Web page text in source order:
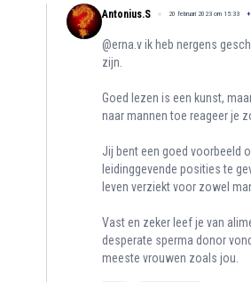
Antonius.S 20 februari 2023 om 15:33 +
@erna.v ik heb nergens
zijn.
Goed lezen is een kunst,
naar mannen toe reageer je
Jij bent een goed voorbeeld
leidinggevende posities te
leven verziekt voor zowel
Vast en zeker leef je van
desperate sperma donor
meeste vrouwen zoals jou.